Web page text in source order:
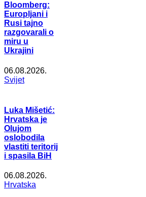
Bloomberg:
Europljani i
Rusi tajno
razgovarali o
miru u
Ukrajini
06.08.2026.
Svijet
Luka Mišetić:
Hrvatska je
Olujom
oslobodila
vlastiti teritorij
i spasila BiH
06.08.2026.
Hrvatska